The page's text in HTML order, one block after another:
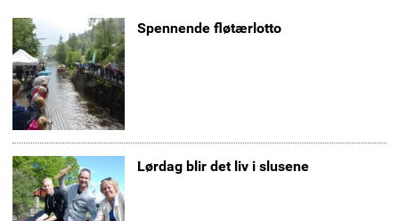
Spennende fløtærlotto
Lørdag blir det liv i slusene